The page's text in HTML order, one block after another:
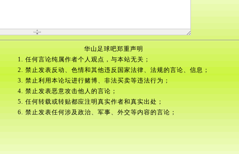
华山足球吧郑重声明
1. 任何言论纯属作者个人观点，与本站无关；
2. 禁止发表反动、色情和其他违反国家法律、法规的言论、信息；
3. 禁止利用本论坛进行赌博、非法买卖等违法行为；
4. 禁止发表恶意攻击他人的言论；
5. 任何转载或转贴都应注明真实作者和真实出处；
6. 禁止发表任何涉及政治、军事、外交等内容的言论；